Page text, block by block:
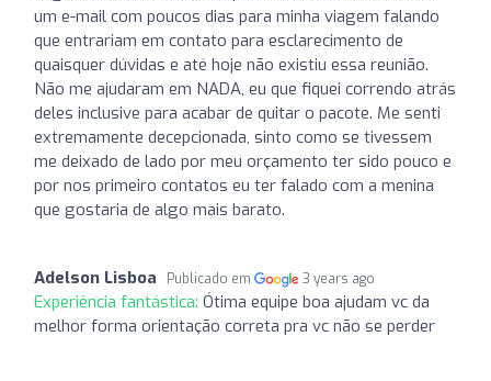
um e-mail com poucos dias para minha viagem falando
que entrariam em contato para esclarecimento de
quaisquer dúvidas e até hoje não existiu essa reunião.
Não me ajudaram em NADA, eu que fiquei correndo atrás
deles inclusive para acabar de quitar o pacote. Me senti
extremamente decepcionada, sinto como se tivessem
me deixado de lado por meu orçamento ter sido pouco e
por nos primeiro contatos eu ter falado com a menina
que gostaria de algo mais barato.
Adelson Lisboa Publicado em 3 years ago
Experiência fantástica: Ótima equipe boa ajudam vc da
melhor forma orientação correta pra vc não se perder